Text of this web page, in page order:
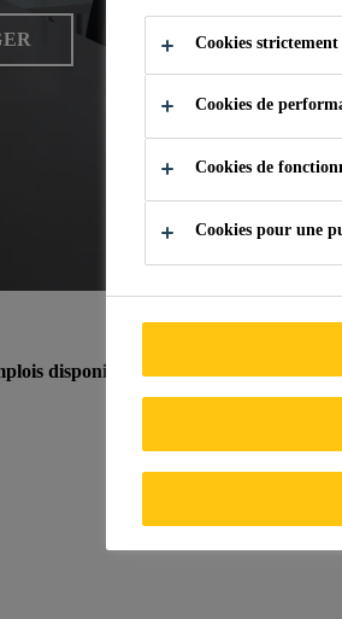
disponibles
Cookies strictement
Cookies de
Cookies de
Cookies pour une